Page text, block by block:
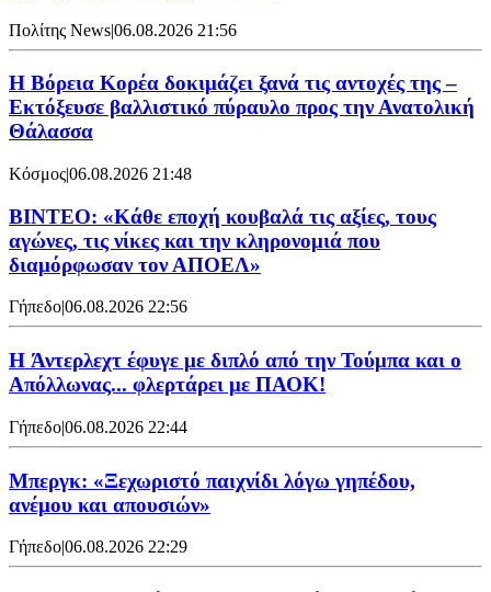
Πολίτης News|06.08.2026 21:56
Η Βόρεια Κορέα δοκιμάζει ξανά τις αντοχές της –
Εκτόξευσε βαλλιστικό πύραυλο προς την Ανατολική
Θάλασσα
Κόσμος|06.08.2026 21:48
ΒΙΝΤΕΟ: «Κάθε εποχή κουβαλά τις αξίες, τους
αγώνες, τις νίκες και την κληρονομιά που
διαμόρφωσαν τον ΑΠΟΕΛ»
Γήπεδο|06.08.2026 22:56
H Άντερλεχτ έφυγε με διπλό από την Τούμπα και ο
Απόλλωνας... φλερτάρει με ΠΑΟΚ!
Γήπεδο|06.08.2026 22:44
Μπεργκ: «Ξεχωριστό παιχνίδι λόγω γηπέδου,
ανέμου και απουσιών»
Γήπεδο|06.08.2026 22:29